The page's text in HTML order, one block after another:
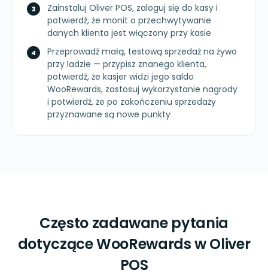
Zainstaluj Oliver POS, zaloguj się do kasy i
potwierdź, że monit o przechwytywanie
danych klienta jest włączony przy kasie
Przeprowadź małą, testową sprzedaż na żywo
przy ladzie — przypisz znanego klienta,
potwierdź, że kasjer widzi jego saldo
WooRewards, zastosuj wykorzystanie nagrody
i potwierdź, że po zakończeniu sprzedaży
przyznawane są nowe punkty
Często zadawane pytania
dotyczące WooRewards w Oliver
POS